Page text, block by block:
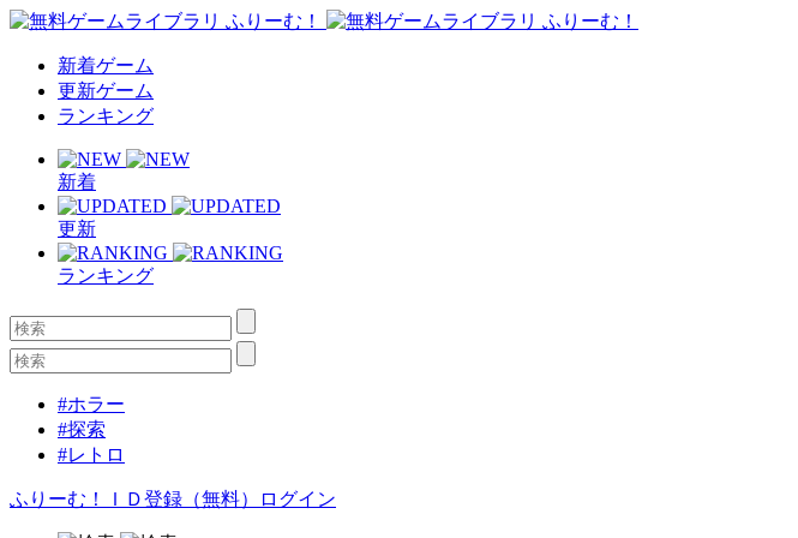
新着ゲーム
更新ゲーム
ランキング
新着
更新
ランキング
#ホラー
#探索
#レトロ
ふりーむ！ＩＤ登録（無料） ログイン